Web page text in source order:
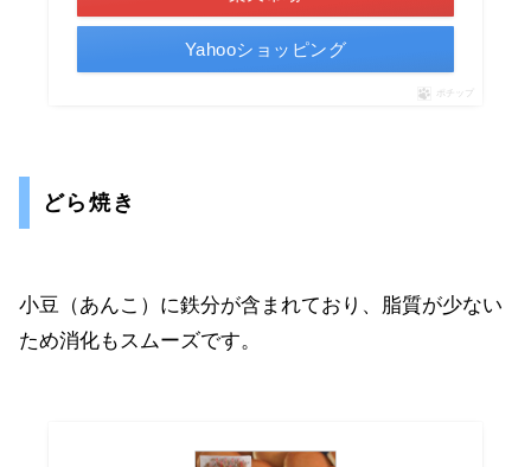
Yahooショッピング
ポチップ
どら焼き
小豆（あんこ）に鉄分が含まれており、脂質が少ない
ため消化もスムーズです。